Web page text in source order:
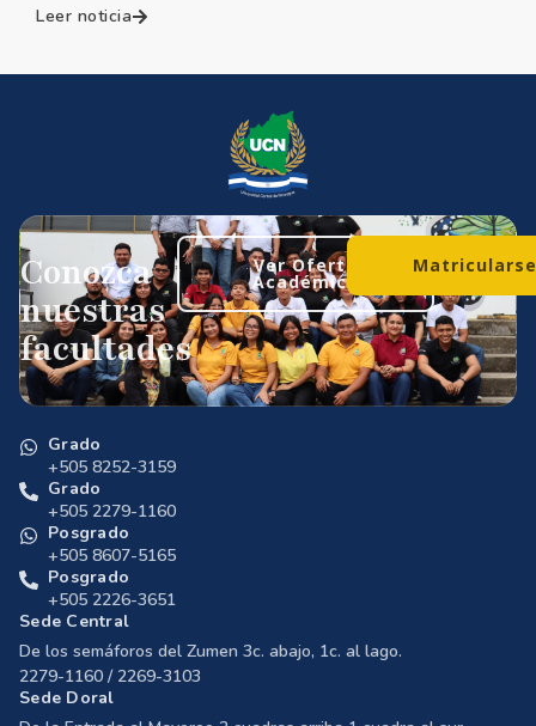
Leer noticia
Conozca
nuestras
facultades
Ver Oferta
Académica
Grado
+505 8252-3159
Grado
+505 2279-1160
Posgrado
+505 8607-5165
Posgrado
+505 2226-3651
Sede Central
De los semáforos del Zumen 3c. abajo, 1c. al lago.
2279-1160 / 2269-3103
Sede Doral